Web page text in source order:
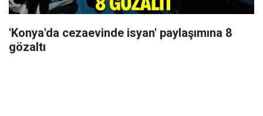
'Konya'da cezaevinde isyan' paylaşımına 8
gözaltı